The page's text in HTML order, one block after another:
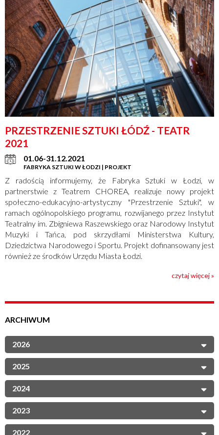
PRZESTRZENIE SZTUKI ŁÓDŹ - TEATR
2021
01.06-31.12.2021
FABRYKA SZTUKI W ŁODZI | PROJEKT
Z radością informujemy, że Fabryka Sztuki w Łodzi, w
partnerstwie z Teatrem CHOREA, realizuje nowy projekt
społeczno-edukacyjno-artystyczny "Przestrzenie Sztuki", w
ramach ogólnopolskiego programu, rozwijanego przez Instytut
Teatralny im. Zbigniewa Raszewskiego oraz Narodowy Instytut
Muzyki i Tańca, pod skrzydłami Ministerstwa Kultury,
Dziedzictwa Narodowego i Sportu. Projekt dofinansowany jest
również ze środków Urzędu Miasta Łodzi.
czytaj więcej »
ARCHIWUM
2026
2025
2024
2023
2022